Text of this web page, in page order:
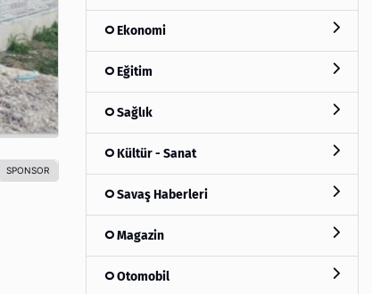
Ekonomi
Eğitim
Sağlık
Kültür - Sanat
Savaş Haberleri
Magazin
Otomobil